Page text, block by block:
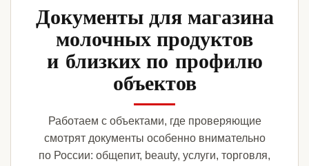
Документы для магазина
молочных продуктов
и близких по профилю
объектов
Работаем с объектами, где проверяющие
смотрят документы особенно внимательно
по России: общепит, beauty, услуги, торговля,